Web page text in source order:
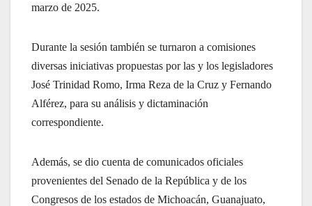
marzo de 2025.
Durante la sesión también se turnaron a comisiones
diversas iniciativas propuestas por las y los legisladores
José Trinidad Romo, Irma Reza de la Cruz y Fernando
Alférez, para su análisis y dictaminación
correspondiente.
Además, se dio cuenta de comunicados oficiales
provenientes del Senado de la República y de los
Congresos de los estados de Michoacán, Guanajuato,